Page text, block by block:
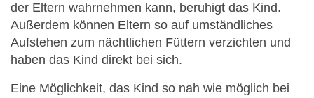
der Eltern wahrnehmen kann, beruhigt das Kind.
Außerdem können Eltern so auf umständliches
Aufstehen zum nächtlichen Füttern verzichten und
haben das Kind direkt bei sich.
Eine Möglichkeit, das Kind so nah wie möglich bei